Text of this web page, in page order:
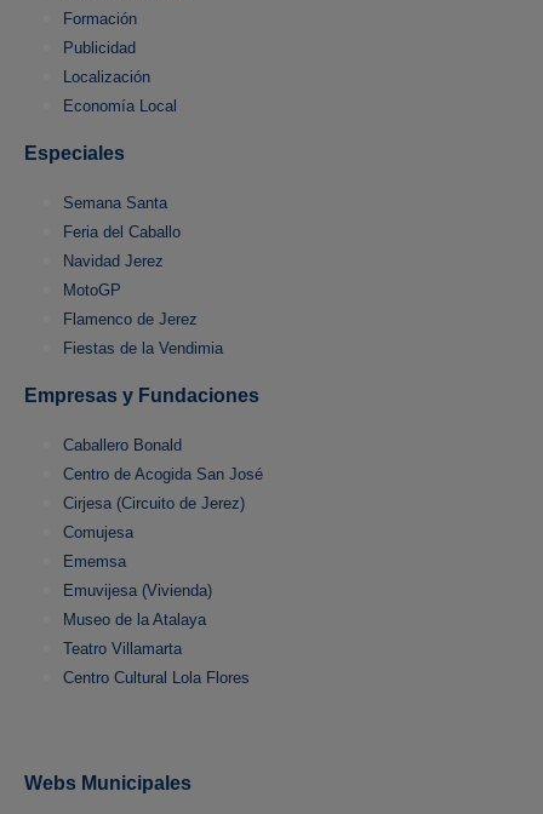
Formación
Publicidad
Localización
Economía Local
Especiales
Semana Santa
Feria del Caballo
Navidad Jerez
MotoGP
Flamenco de Jerez
Fiestas de la Vendimia
Empresas y Fundaciones
Caballero Bonald
Centro de Acogida San José
Cirjesa (Circuito de Jerez)
Comujesa
Ememsa
Emuvijesa (Vivienda)
Museo de la Atalaya
Teatro Villamarta
Centro Cultural Lola Flores
Webs Municipales